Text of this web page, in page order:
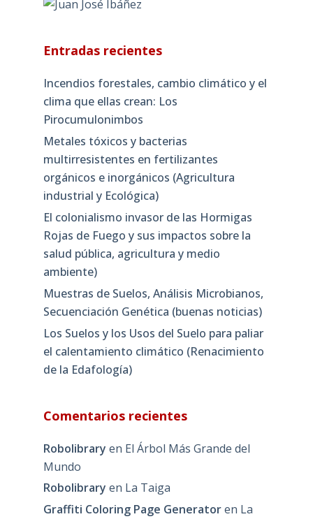
Entradas recientes
Incendios forestales, cambio climático y el
clima que ellas crean: Los
Pirocumulonimbos
Metales tóxicos y bacterias
multirresistentes en fertilizantes
orgánicos e inorgánicos (Agricultura
industrial y Ecológica)
El colonialismo invasor de las Hormigas
Rojas de Fuego y sus impactos sobre la
salud pública, agricultura y medio
ambiente)
Muestras de Suelos, Análisis Microbianos,
Secuenciación Genética (buenas noticias)
Los Suelos y los Usos del Suelo para paliar
el calentamiento climático (Renacimiento
de la Edafología)
Comentarios recientes
Robolibrary en El Árbol Más Grande del
Mundo
Robolibrary en La Taiga
Graffiti Coloring Page Generatoren La